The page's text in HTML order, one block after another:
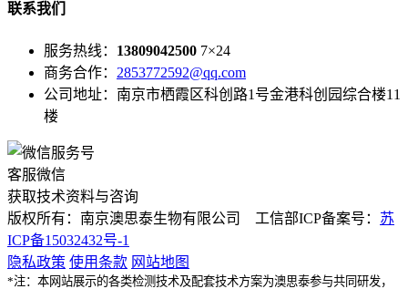
联系我们
服务热线： 13809042500 7×24
商务合作： 2853772592@qq.com
公司地址：南京市栖霞区科创路1号金港科创园综合楼11
楼
客服微信
获取技术资料与咨询
版权所有：南京澳思泰生物有限公司 工信部ICP备案号： 苏
ICP备15032432号-1
隐私政策 使用条款 网站地图
*注：本网站展示的各类检测技术及配套技术方案为澳思泰参与共同研发，